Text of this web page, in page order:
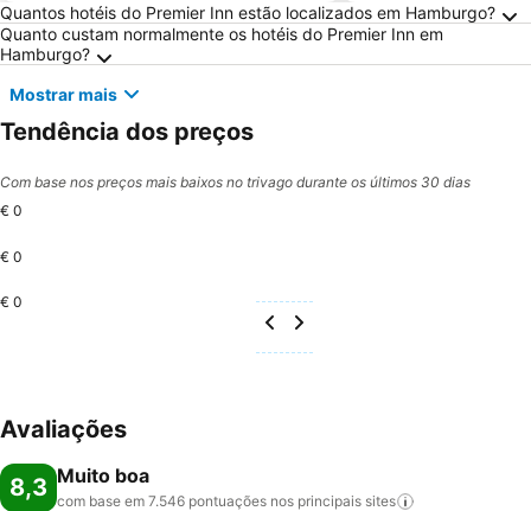
Perguntas Frequentes sobre Hamburgo
Quantos hotéis do Premier Inn estão localizados em Hamburgo?
Quanto custam normalmente os hotéis do Premier Inn em
Hamburgo?
Mostrar mais
Tendência dos preços
Com base nos preços mais baixos no trivago durante os últimos 30 dias
€ 0
€ 0
€ 0
Avaliações
8,3 Muito boa
com base em 7.546 pontuações nos principais sites